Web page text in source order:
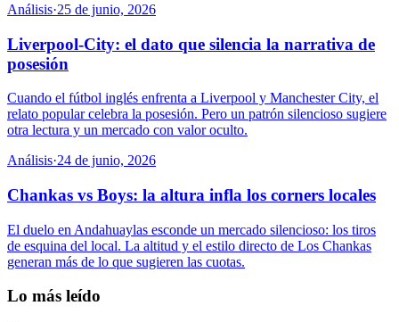
Análisis·25 de junio, 2026
Liverpool-City: el dato que silencia la narrativa de
posesión
Cuando el fútbol inglés enfrenta a Liverpool y Manchester City, el
relato popular celebra la posesión. Pero un patrón silencioso sugiere
otra lectura y un mercado con valor oculto.
Análisis·24 de junio, 2026
Chankas vs Boys: la altura infla los corners locales
El duelo en Andahuaylas esconde un mercado silencioso: los tiros
de esquina del local. La altitud y el estilo directo de Los Chankas
generan más de lo que sugieren las cuotas.
Lo más leído